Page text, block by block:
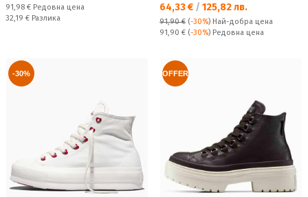
Редовна цена:
91,98 € Редовна цена
Спестявате:
32,19 € Разлика
Текуща цена:
64,33 € / 125,82 лв.
91,90 € (-30%) Най-добра цена
Редовна цена:
91,90 € (-30%) Редовна цена
-30% OFFER